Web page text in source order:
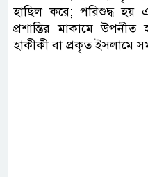
হাছিল করে; পরিশুদ্ধ হয়
প্রশান্তির মাকামে
হাকীকী বা প্রকৃত ইসলামে